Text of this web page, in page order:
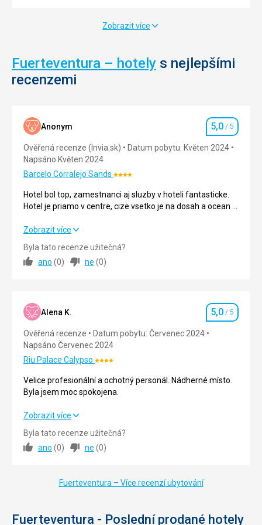
Zobrazit více
Fuerteventura – hotely s nejlepšími
recenzemi
Anonym Hodnocení
5,0 / 5
Ověřená recenze (Invia.sk)
Datum pobytu: Květen 2024
Napsáno Květen 2024
Barcelo Corralejo SandsHodnocení:
4/5
Hotel bol top, zamestnanci aj sluzby v hoteli fantasticke.
Hotel je priamo v centre, cize vsetko je na dosah a ocean s
Urcite odporucam aj hotel aj lokalitu.
Hotel bol top, zamestnanci aj sluzby v hoteli fantasticke.
plazami je len par minut chodze.
Urcite odporucam aj hotel aj lokalitu.
Ubytování 5,0/ 5
Okolí
Služby
Cena 5,0/ 5
Zobrazit více
Byla tato recenze užitečná?
ano (0) ne (0)
Alena K. Hodnocení
5,0 / 5
Ověřená recenze
Datum pobytu: Červenec 2024
Napsáno Červenec 2024
Riu Palace CalypsoHodnocení:
4/5
Velice profesionální a ochotný personál. Nádherné místo.
Byla jsem moc spokojena.
Velice profesionální a ochotný personál. Nádherné místo.
Strava
Služby 5,0/ 5
Zobrazit více
Byla tato recenze užitečná?
ano (0) ne (0)
Fuerteventura – Více recenzí ubytování
Fuerteventura - Poslední prodané hotely